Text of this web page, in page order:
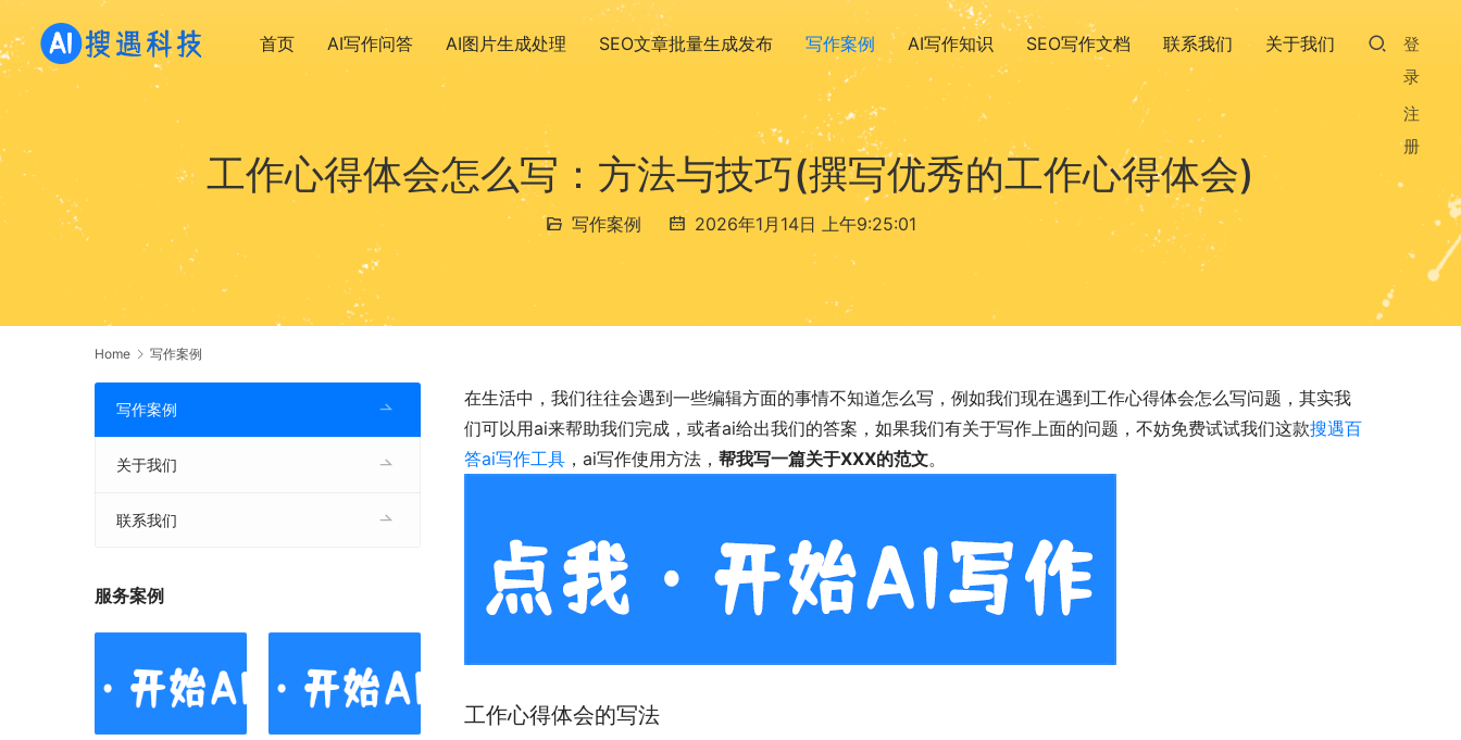
首页 AI写作问答 AI图片生成处理 SEO文章批量生成发布 写作案例 AI写作知识 SEO写作文档 联系我们 关于我们
登
录
注
册
工作心得体会怎么写：方法与技巧(撰写优秀的工作心得体会)
写作案例 2026年1月14日 上午9:25:01
Home 写作案例
在生活中，我们往往会遇到一些编辑方面的事情不知道怎么写，例如我们现在遇到工作心得体会怎么写问题，其实我
们可以用ai来帮助我们完成，或者ai给出我们的答案，如果我们有关于写作上面的问题，不妨免费试试我们这款搜遇百
答ai写作工具 ，ai写作使用方法， 帮我写一篇关于XXX的范文。
工作心得体会的写法
写作案例
关于我们
联系我们
服务案例